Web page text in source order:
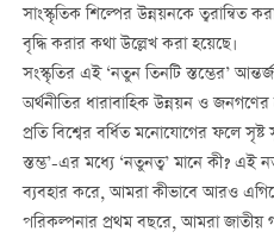
সাংস্কৃতিক শিল্পের উন্নয়নকে ত্বরান্বিত
বৃদ্ধি করার কথা উল্লেখ করা হয়েছে।
সংস্কৃতির এই ‘নতুন তিনটি স্তম্ভের’
অর্থনীতির ধারাবাহিক উন্নয়ন ও জনগণের
প্রতি বিশ্বের বর্ধিত মনোযোগের ফলে
স্তম্ভ’-এর মধ্যে ‘নতুনত্ব’ মানে কী? এই
ব্যবহার করে, আমরা কীভাবে আরও
পরিকল্পনার প্রথম বছরে, আমরা জাতীয়